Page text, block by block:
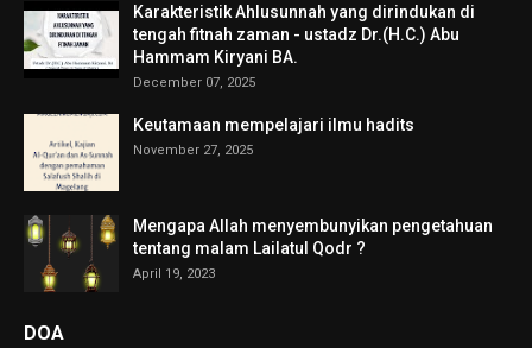
Karakteristik Ahlusunnah yang dirindukan di
tengah fitnah zaman - ustadz Dr.(H.C.) Abu
Hammam Kiryani BA.
December 07, 2025
Keutamaan mempelajari ilmu hadits
November 27, 2025
Mengapa Allah menyembunyikan pengetahuan
tentang malam Lailatul Qodr ?
April 19, 2023
DOA